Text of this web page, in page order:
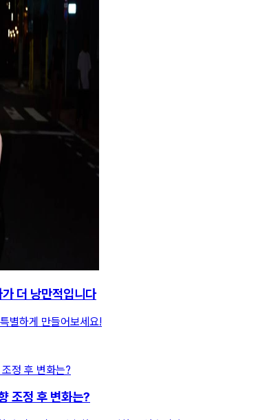
더 낭만적입니다
별하게 만들어보세요!
조정 후 변화는?